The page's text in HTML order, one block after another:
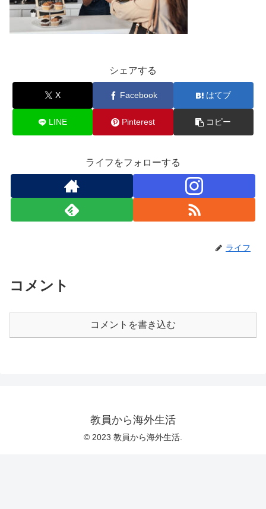
シェアする
X Facebook はてブ
LINE Pinterest コピー
ライフをフォローする
ライフ
コメント
コメントを書き込む
教員から海外生活
© 2023 教員から海外生活.